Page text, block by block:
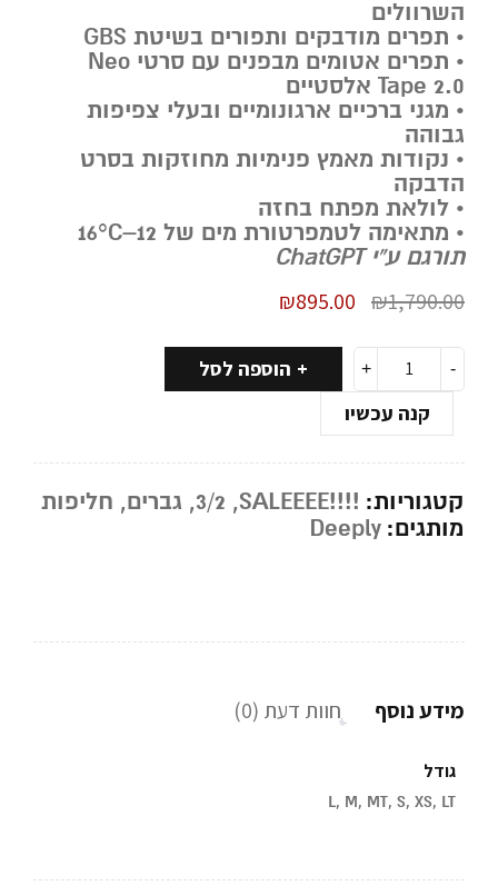
השרוולים
• תפרים מודבקים ותפורים בשיטת GBS
• תפרים אטומים מבפנים עם סרטי Neo
Tape 2.0 אלסטיים
• מגני ברכיים ארגונומיים ובעלי צפיפות
גבוהה
• נקודות מאמץ פנימיות מחוזקות בסרט
הדבקה
• לולאת מפתח בחזה
• מתאימה לטמפרטורת מים של 12–16°C
תורגם ע”י ChatGPT
₪1,790.00
₪895.00
הוספה לסל
קנה עכשיו
קטגוריות: !!!!SALEEEE
,
3/2
, גברים, חליפות
מותגים: Deeply
מידע נוסף חוות דעת (0)
גודל
L, M, MT, S, XS, LT